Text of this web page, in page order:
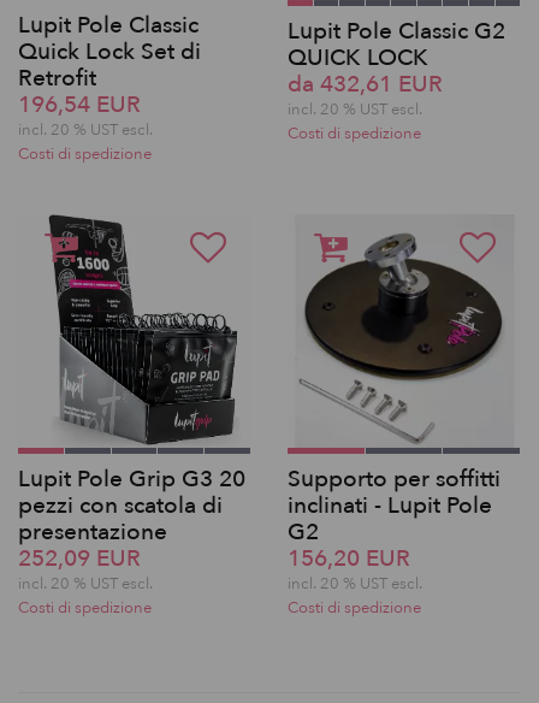
Lupit Pole Classic
Quick Lock Set di
Retrofit
196,54 EUR
incl. 20 % UST escl.
Costi di spedizione
Lupit Pole Classic G2
QUICK LOCK
da 432,61 EUR
incl. 20 % UST escl.
Costi di spedizione
Lupit Pole Grip G3 20
pezzi con scatola di
presentazione
252,09 EUR
incl. 20 % UST escl.
Costi di spedizione
Supporto per soffitti
inclinati - Lupit Pole
G2
156,20 EUR
incl. 20 % UST escl.
Costi di spedizione